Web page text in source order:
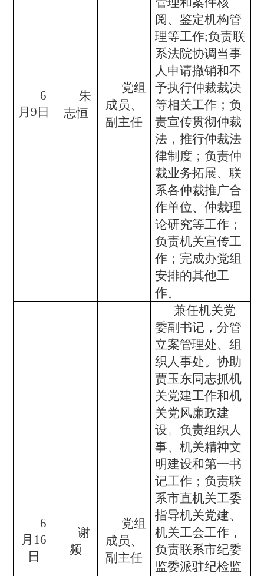
6
月9日
朱
志恒
党组
成员、
副主任
阅、鉴定机构管
理等工作;负责联
系法院协调当事
人申请撤销和不
予执行仲裁裁决
等相关工作；负
责宣传贯彻仲裁
法，推行仲裁法
律制度；负责仲
裁业务拓展、联
系各仲裁推广合
作单位、仲裁理
论研究等工作；
负责机关宣传工
作；完成办党组
安排的其他工
作。
6
月16
日
谢
频
党组
成员、
副主任
兼任机关党
委副书记，分管
立案管理处、组
织人事处。协助
贾玉东同志抓机
关党建工作和机
关党风廉政建
设。负责组织人
事、机关精神文
明建设和第一书
记工作；负责联
系市直机关工委
指导机关党建、
机关工会工作，
负责联系市纪委
监委派驻纪检监